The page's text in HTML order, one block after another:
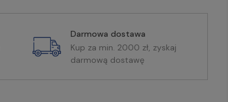
Darmowa dostawa
Kup za min. 2000 zł, zyskaj
darmową dostawę